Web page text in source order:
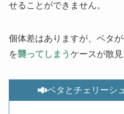
せることができません。
個体差はありますが、ベタ
を襲ってしまう ケースが散見
ベタとチェリーシ